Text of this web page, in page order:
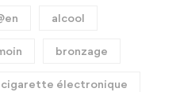
alcool
bronzage
cigarette électronique